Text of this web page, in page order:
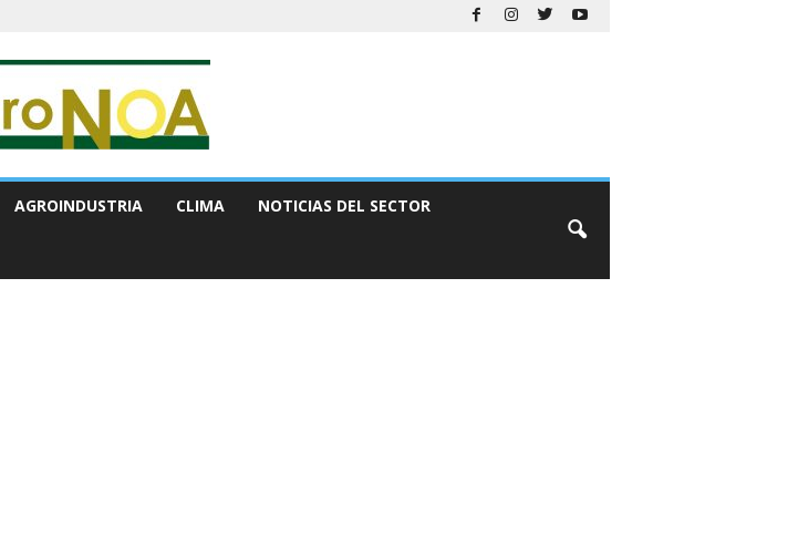
AGROINDUSTRIA CLIMA NOTICIAS DEL SECTOR